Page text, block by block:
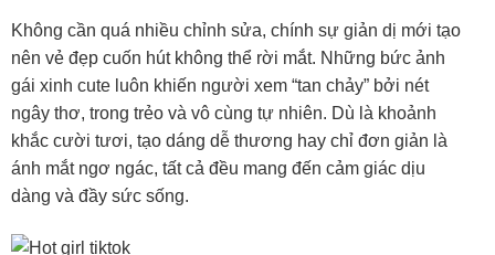
Không cần quá nhiều chỉnh sửa, chính sự giản dị mới tạo
nên vẻ đẹp cuốn hút không thể rời mắt. Những bức ảnh
gái xinh cute luôn khiến người xem “tan chảy” bởi nét
ngây thơ, trong trẻo và vô cùng tự nhiên. Dù là khoảnh
khắc cười tươi, tạo dáng dễ thương hay chỉ đơn giản là
ánh mắt ngơ ngác, tất cả đều mang đến cảm giác dịu
dàng và đầy sức sống.